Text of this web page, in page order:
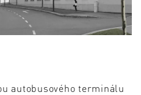
autobusového terminálu